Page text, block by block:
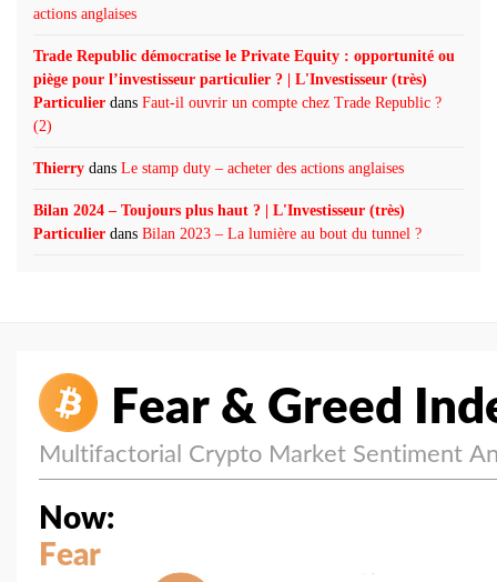
actions anglaises
Trade Republic démocratise le Private Equity : opportunité ou
piège pour l’investisseur particulier ? | L'Investisseur (très)
Particulier dans Faut-il ouvrir un compte chez Trade Republic ?
(2)
Thierry dans Le stamp duty – acheter des actions anglaises
Bilan 2024 – Toujours plus haut ? | L'Investisseur (très)
Particulier dans Bilan 2023 – La lumière au bout du tunnel ?